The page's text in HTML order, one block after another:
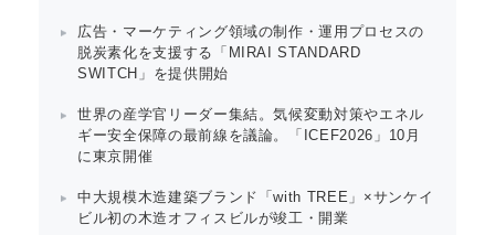
広告・マーケティング領域の制作・運用プロセスの
脱炭素化を支援する「MIRAI STANDARD
SWITCH」を提供開始
世界の産学官リーダー集結。気候変動対策やエネル
ギー安全保障の最前線を議論。「ICEF2026」10月
に東京開催
中大規模木造建築ブランド「with TREE」×サンケイ
ビル初の木造オフィスビルが竣工・開業